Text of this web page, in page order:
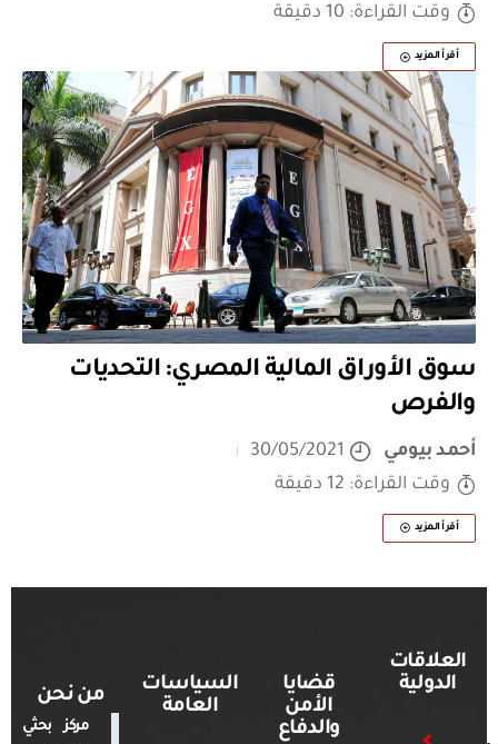
وقت القراءة: 10 دقيقة
أقرأ المزيد
سوق الأوراق المالية المصري: التحديات
والفرص
أحمد بيومي
30/05/2021
وقت القراءة: 12 دقيقة
أقرأ المزيد
العلاقات
الدولية
قضايا
الأمن
والدفاع
السياسات
العامة
من نحن
مركز بحثي